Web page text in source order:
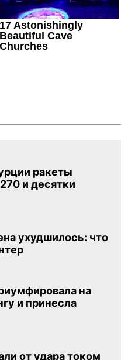
ракеты
и десятки
ухудшилось: что
на
и принесла
от удара током